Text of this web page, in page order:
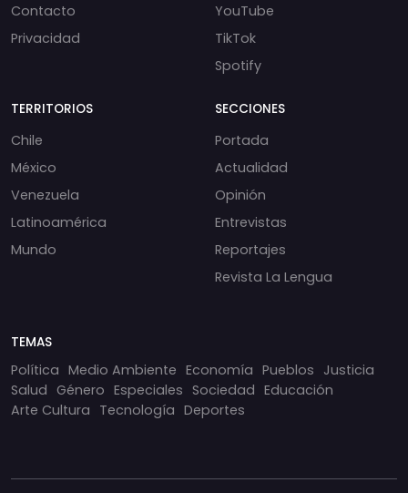
Contacto
Privacidad
YouTube
TikTok
Spotify
TERRITORIOS
Chile
México
Venezuela
Latinoamérica
Mundo
SECCIONES
Portada
Actualidad
Opinión
Entrevistas
Reportajes
Revista La Lengua
TEMAS
Política Medio Ambiente Economía Pueblos Justicia
Salud Género Especiales Sociedad Educación
Arte Cultura Tecnología Deportes